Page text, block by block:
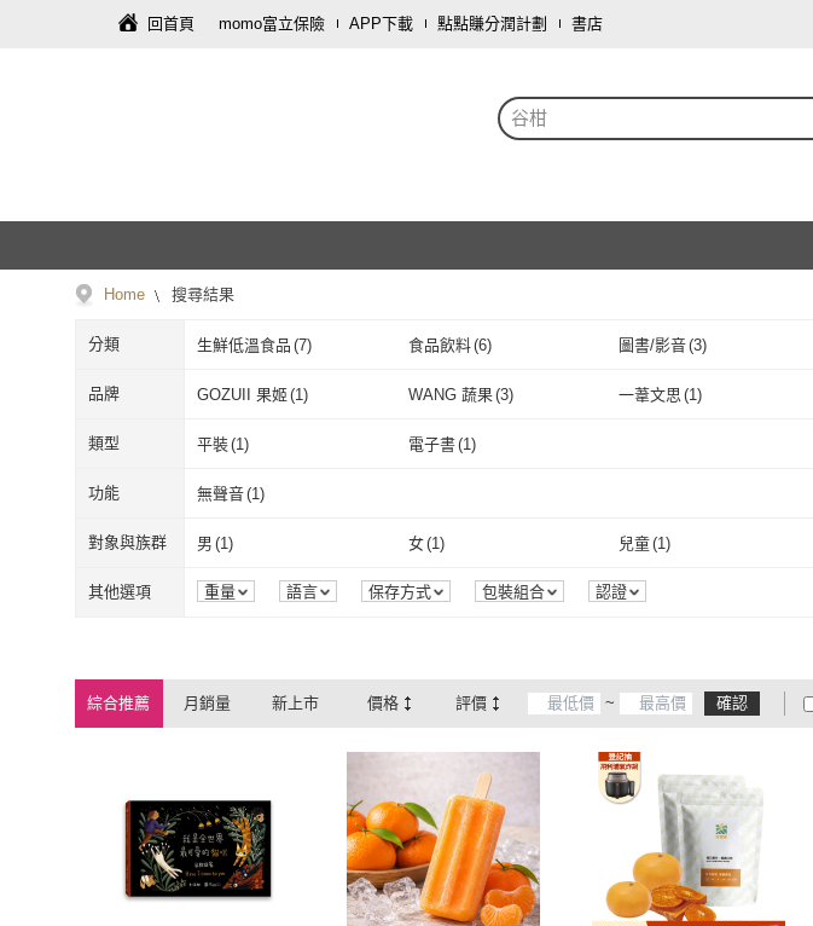
回首頁 momo富立保險 APP下載 點點賺分潤計劃 書店
谷柑
Home 搜尋結果
分類 生鮮低溫食品 (7) 食品飲料(6) 圖書/影音(3)
品牌 GOZUII 果姬(1) WANG 蔬果(3) 一葦文思 (1)
FruitGo 馥果 Hoiis 好集食
GOZUII 果姬 WANG 蔬果
FruitGo 馥果
類型 平裝(1) 電子書(1)
平裝(1
功能 無聲音(1)
無聲音
對象與族群 男 (1) 女(1) 兒童(1)
男 (1 女
其他選項 重量 語言 保存方式 包裝組合 認證
綜合推薦 月銷量 新上市 價格 評價 ~ 確認